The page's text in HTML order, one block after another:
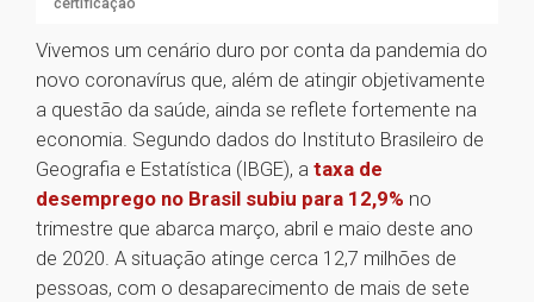
Vivemos um cenário duro por conta da pandemia do
novo coronavírus que, além de atingir objetivamente
a questão da saúde, ainda se reflete fortemente na
economia. Segundo dados do Instituto Brasileiro de
Geografia e Estatística (IBGE), a taxa de
desemprego no Brasil subiu para 12,9% no
trimestre que abarca março, abril e maio deste ano
de 2020. A situação atinge cerca 12,7 milhões de
pessoas, com o desaparecimento de mais de sete